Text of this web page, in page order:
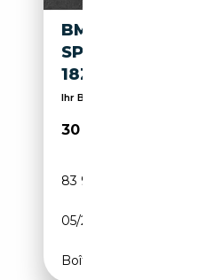
BMW X3 KAMERA
SPORTSITZ AHK
18ZOLL
Ihr BMW Servicepartner für die
30 999€
83 961 km
05/2022
Boîte automatique